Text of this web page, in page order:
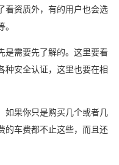
看资质外，有的用户也会选
是需要先了解的。这里要看
种安全认证，这里也要在相
如果你只是购买几个或者几
的车费都不止这些，而且还